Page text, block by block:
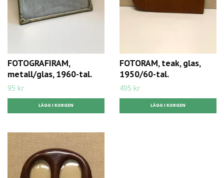
FOTOGRAFIRAM,
metall/glas, 1960-tal.
95 kr
FOTORAM, teak, glas,
1950/60-tal.
495 kr